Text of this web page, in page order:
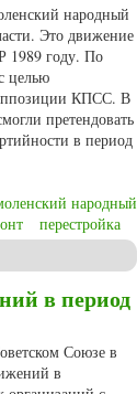
народный
Это движение
1989 году. По
целью
оппозиции КПСС. В
претендовать
в период
народный
перестройка
в период
Союзе в
в